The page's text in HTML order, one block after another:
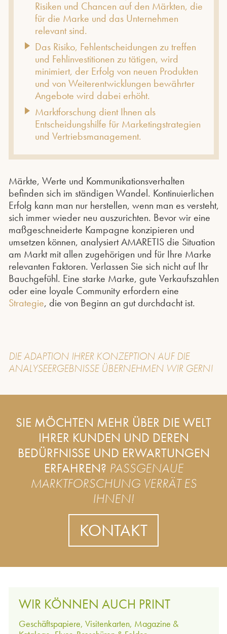
Risiken und Chancen auf den Märkten, die
für die Marke und das Unternehmen
relevant sind.
Das Risiko, Fehlentscheidungen zu treffen
und Fehlinvestitionen zu tätigen, wird
minimiert, der Erfolg von neuen Produkten
und von Weiterentwicklungen bewährter
Angebote wird dabei erhöht.
Marktforschung dient Ihnen als
Entscheidungshilfe für Marketingstrategien
und Vertriebsmanagement.
Märkte, Werte und Kommunikationsverhalten
befinden sich im ständigen Wandel. Kontinuierlichen
Erfolg kann man nur herstellen, wenn man es versteht,
sich immer wieder neu auszurichten. Bevor wir eine
maßgeschneiderte Kampagne konzipieren und
umsetzen können, analysiert AMARETIS die Situation
am Markt mit allen zugehörigen und für Ihre Marke
relevanten Faktoren. Verlassen Sie sich nicht auf Ihr
Bauchgefühl. Eine starke Marke, gute Verkaufszahlen
oder eine loyale Community erfordern eine
Strategie, die von Beginn an gut durchdacht ist.
DIE ADAPTION IHRER KONZEPTIONAUF DIE
ANALYSEERGEBNISSE ÜBERNEHMEN WIR GERN!
SIE MÖCHTEN MEHR ÜBER DIE WELT
IHRER KUNDEN UND DEREN
BEDÜRFNISSE UND ERWARTUNGEN
ERFAHREN? PASSGENAUE
MARKTFORSCHUNG VERRÄT ES
IHNEN!
KONTAKT
WIR KÖNNEN AUCH PRINT
Geschäftspapiere, Visitenkarten, Magazine &